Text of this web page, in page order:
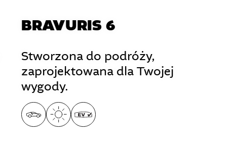
BRAVURIS 6
Stworzona do podróży,
zaprojektowana dla Twojej
wygody.